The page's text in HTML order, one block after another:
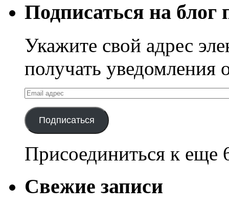
Подписаться на блог
Укажите свой адрес
получать уведомления
Email
адрес
Подписаться
Присоединиться к еще
Свежие записи